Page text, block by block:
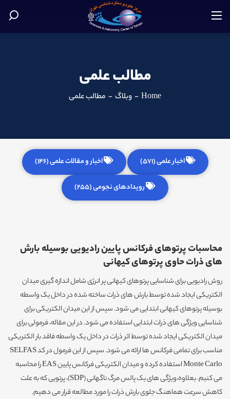
مطالب علمی
Home
- وبلاگ - مطالب علمی
اخبار علمی (571) اخبار و مقالات علمی (146)
رویدادهای نجومی (255)
محاسبات پرتوهای فرکانس پایین رادیویی بوسیله بارش
های ذرات حاوی پرتوهای کیهانی
روش رادیویی برای شناسایی پرتوهای کیهانی پر انرژی شامل اندازه گیری میدان
الکتریکی ایجاد شده توسط بارش های ذرات ساخته شده در داخل یک واسطه
بوسیله پرتوهای کیهانی ابتدایی می شود. سپس از این میدان الکتریکی برای
شناسایی ویژگی های ذرات ابتدایی استفاده می شود. در این مقاله، فرمولی برای
میدان الکتریکی ایجاد شده توسط اثر ذرات در داخل یک واسطه فاقد بار الکتریکی
مناسب برای تمامی فرکانس ها ارائه می شود. سپس از این فرمول در کد SELFAS
Monte Carlo استفاده کرده و میدان الکتریکی فرکانس پایین EAS را محاسبه
می کنیم. بعلاوه،ویژگی های یک پالس مرگ ناگهانی (SDP)، پرتویی که به علت
کاهش سرعت هماهنگ جلوی بارش ذرات را مورد مطالعه قرار می دهیم.